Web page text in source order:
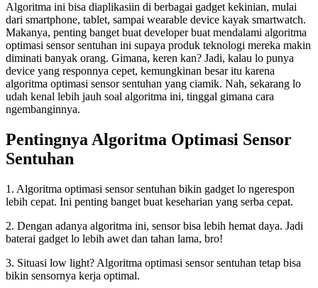
Algoritma ini bisa diaplikasiin di berbagai gadget kekinian, mulai
dari smartphone, tablet, sampai wearable device kayak smartwatch.
Makanya, penting banget buat developer buat mendalami algoritma
optimasi sensor sentuhan ini supaya produk teknologi mereka makin
diminati banyak orang. Gimana, keren kan? Jadi, kalau lo punya
device yang responnya cepet, kemungkinan besar itu karena
algoritma optimasi sensor sentuhan yang ciamik. Nah, sekarang lo
udah kenal lebih jauh soal algoritma ini, tinggal gimana cara
ngembanginnya.
Pentingnya Algoritma Optimasi Sensor
Sentuhan
1. Algoritma optimasi sensor sentuhan bikin gadget lo ngerespon
lebih cepat. Ini penting banget buat keseharian yang serba cepat.
2. Dengan adanya algoritma ini, sensor bisa lebih hemat daya. Jadi
baterai gadget lo lebih awet dan tahan lama, bro!
3. Situasi low light? Algoritma optimasi sensor sentuhan tetap bisa
bikin sensornya kerja optimal.